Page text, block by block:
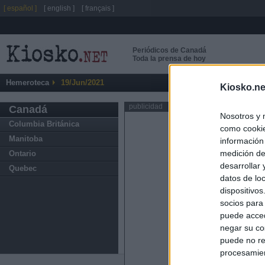
Nosotros y
como
medición
desarrollar
datos de
socios
puede
negar su
puede no
Periódicos de Canadá
Toda la prensa de hoy
Hemeroteca 19/Jun/2021
Canadá
Columbia Británica
Manitoba
Ontario
Quebec
publicidad
[ español ] [ english ] [ français ]